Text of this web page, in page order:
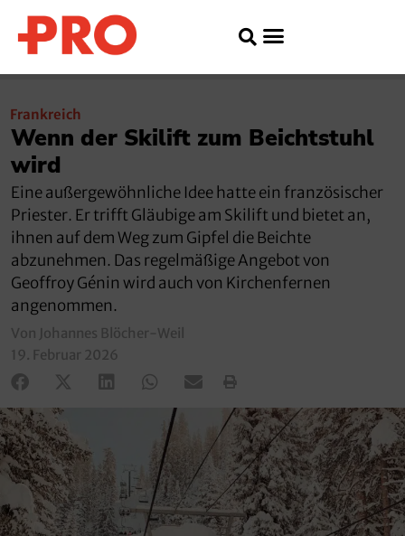
Frankreich
Wenn der Skilift zum Beichtstuhl
wird
Eine außergewöhnliche Idee hatte ein französischer
Priester. Er trifft Gläubige am Skilift und bietet an,
ihnen auf dem Weg zum Gipfel die Beichte
abzunehmen. Das regelmäßige Angebot von
Geoffroy Génin wird auch von Kirchenfernen
angenommen.
Von Johannes Blöcher-Weil
19. Februar 2026